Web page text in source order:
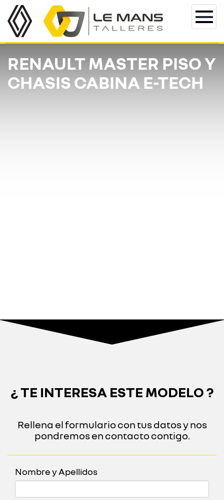
RENAULT MASTER PISO Y
CHASIS CABINA E-TECH
¿ TE INTERESA ESTE MODELO ?
Rellena el formulario con tus datos y nos
pondremos en contacto contigo.
Nombre y Apellidos